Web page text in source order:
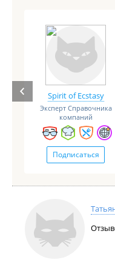
Spirit of Ecstasy
Эксперт Справочника
компаний
Подписаться